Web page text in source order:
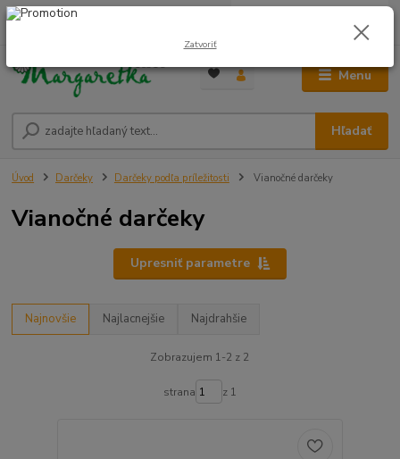
Menu
Hľadať
0948 236 042
0,00 €
Úvod Darčeky Darčeky podľa príležitosti Vianočné darčeky
Vianočné darčeky
Upresniť parametre
Najnovšie Najlacnejšie Najdrahšie
Zobrazujem 1-2 z 2
strana z 1
Zatvoriť